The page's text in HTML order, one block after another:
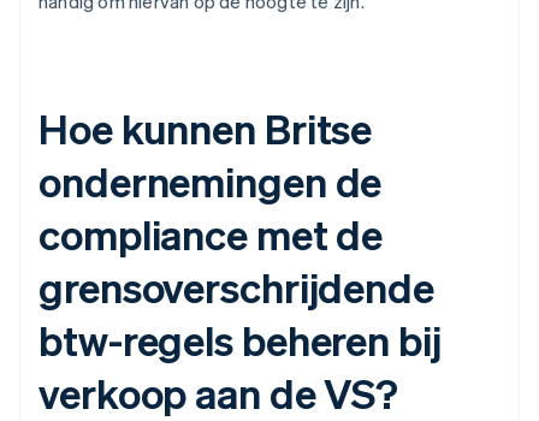
Hoe kunnen Britse
ondernemingen de
compliance met de
grensoverschrijdende
btw-regels beheren bij
verkoop aan de VS?